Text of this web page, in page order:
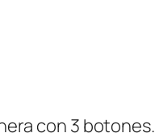
con 3 botones.